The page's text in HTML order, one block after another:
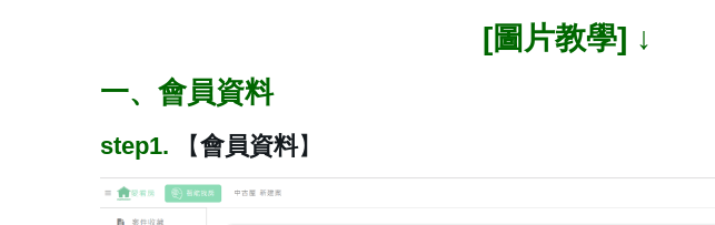
[圖片教學] ↓
一、會員資料
step1. 【會員資料】